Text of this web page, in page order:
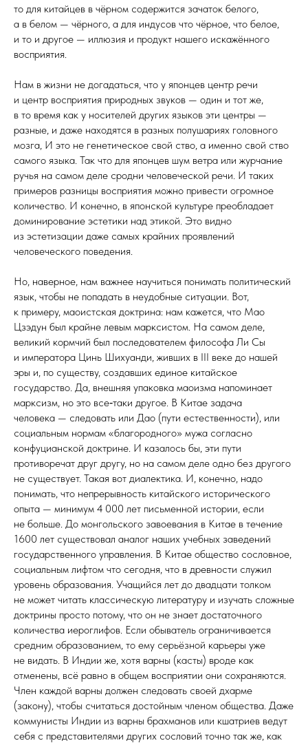
то для китайцев в чёрном содержится зачаток белого,
а в белом — чёрного, а для индусов что чёрное, что белое,
и то и другое — иллюзия и продукт нашего искажённого
восприятия.
Нам в жизни не догадаться, что у японцев центр речи
и центр восприятия природных звуков — один и тот же,
в то время как у носителей других языков эти центры —
разные, и даже находятся в разных полушариях головного
мозга, И это не генетическое свой ство, а именно свой ство
самого языка. Так что для японцев шум ветра или журчание
ручья на самом деле сродни человеческой речи. И таких
примеров разницы восприятия можно привести огромное
количество. И конечно, в японской культуре преобладает
доминирование эстетики над этикой. Это видно
из эстетизации даже самых крайних проявлений
человеческого поведения.
Но, наверное, нам важнее научиться понимать политический
язык, чтобы не попадать в неудобные ситуации. Вот,
к примеру, маоистская доктрина: нам кажется, что Мао
Цзэдун был крайне левым марксистом. На самом деле,
великий кормчий был последователем философа Ли Сы
и императора Цинь Шихуанди, живших в III веке до нашей
эры и, по существу, создавших единое китайское
государство. Да, внешняя упаковка маоизма напоминает
марксизм, но это все‑таки другое. В Китае задача
человека — следовать или Дао (пути естественности), или
социальным нормам «благородного» мужа согласно
конфуцианской доктрине. И казалось бы, эти пути
противоречат друг другу, но на самом деле одно без другого
не существует. Такая вот диалектика. И, конечно, надо
понимать, что непрерывность китайского исторического
опыта — минимум 4 000 лет письменной истории, если
не больше. До монгольского завоевания в Китае в течение
1600 лет существовал аналог наших учебных заведений
государственного управления. В Китае общество сословное,
социальным лифтом что сегодня, что в древности служил
уровень образования. Учащийся лет до двадцати толком
не может читать классическую литературу и изучать сложные
доктрины просто потому, что он не знает достаточного
количества иероглифов. Если обыватель ограничивается
средним образованием, то ему серьёзной карьеры уже
не видать. В Индии же, хотя варны (касты) вроде как
отменены, всё равно в общем восприятии они сохраняются.
Член каждой варны должен следовать своей дхарме
(закону), чтобы считаться достойным членом общества. Даже
коммунисты Индии из варны брахманов или кшатриев ведут
себя с представителями других сословий точно так же, как